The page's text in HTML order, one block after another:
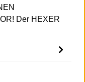
Der HEXER